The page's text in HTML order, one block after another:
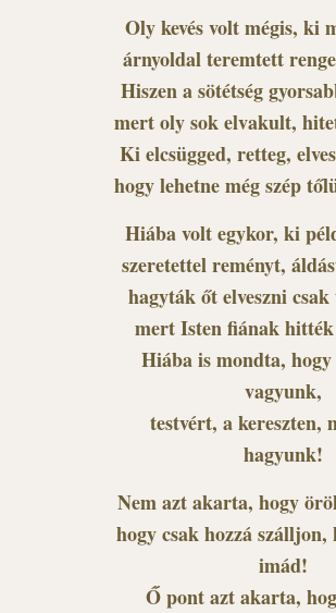
Oly kevés volt mégis, ki
árnyoldal teremtett
Hiszen a sötétség
mert oly sok elvakult,
Ki elcsügged, retteg,
hogy lehetne még szép
Hiába volt egykor, ki
szeretettel reményt,
hagyták őt elveszni
mert Isten fiának
Hiába is mondta,
vagyunk,
testvért, a kereszten,
hagyunk!
Nem azt akarta, hogy
hogy csak hozzá szálljon,
imád!
Ő pont azt akarta,